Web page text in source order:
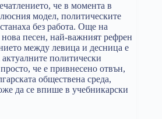
че в момента в
модел, политическите
без работа. Още на
песен, най-важният рефрен
между левица и десница е
политически
че е привнесено отвън,
обществена среда,
да се впише в учебникарски